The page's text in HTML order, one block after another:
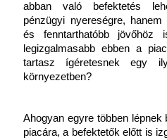
abban való befektetés
pénzügyi nyereségre,
és fenntarthatóbb
legizgalmasabb ebben a
tartasz ígéretesnek egy
környezetben?
Ahogyan egyre többen
piacára, a befektetők előtt is